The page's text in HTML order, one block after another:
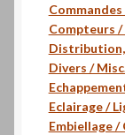
Compteurs
Distribution,
Divers /
Eclairage /
Embiellage